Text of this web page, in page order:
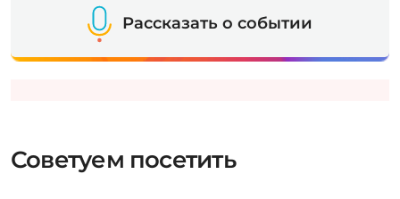
Рассказать о событии
Советуем посетить